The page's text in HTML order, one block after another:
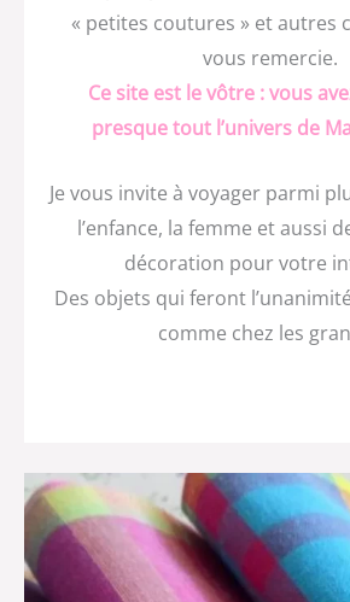
« petites coutures » et autres
vous remercie.
Ce site est le vôtre : vous
presque tout l’univers de
Je vous invite à voyager parmi
l’enfance, la femme et aussi
décoration pour votre
Des objets qui feront
comme chez les